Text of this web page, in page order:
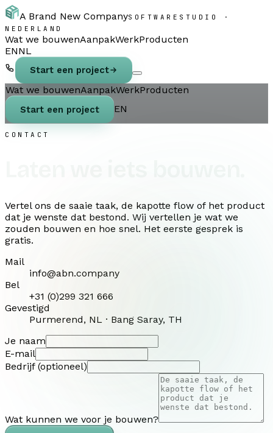
A Brand New CompanySOFTWARESTUDIO ·
NEDERLAND
Wat we bouwenAanpakWerkProducten
ENNL
Start een project
Wat we bouwenAanpakWerkProducten
Start een project EN
CONTACT
Vertel ons de saaie taak, de kapotte flow of het product
dat je wenste dat bestond. Wij vertellen je wat we
zouden bouwen en hoe snel. Het eerste gesprek is
gratis.
Mail
info@abn.company
Bel
+31 (0)299 321 666
Gevestigd
Purmerend, NL · Bang Saray, TH
Je naam
E-mail
Bedrijf (optioneel)
Wat kunnen we voor je bouwen?